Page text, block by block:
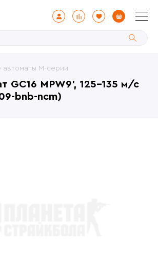
GC16 MPW9', 125-135 м/с
bnb-ncm)
автоматы М-серии